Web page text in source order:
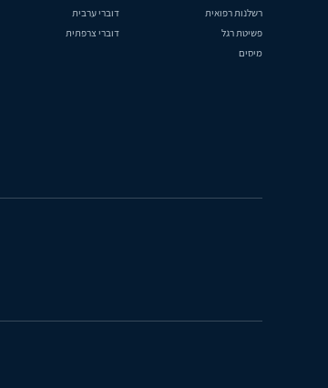
רשלנות רפואית
דוברי ערבית
פשיטת רגל
דוברי צרפתית
מיסים